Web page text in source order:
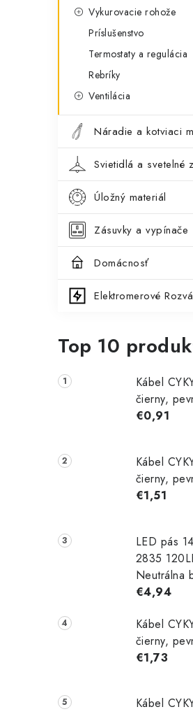
Vykurovacie rohože
Príslušenstvo
Termostaty a regulácia
Rebríky
Ventilácia
Náradie a kotviaci
Svietidlá a svetelné
Úložný materiál
Zásuvky a vypínače
Domácnosť
Elektromerové
Top 10
Kábel
čierny,
€0,91
Kábel
čierny,
€1,51
LED pás
2835
Neutrálna
€4,94
Kábel
čierny,
€1,73
Kábel